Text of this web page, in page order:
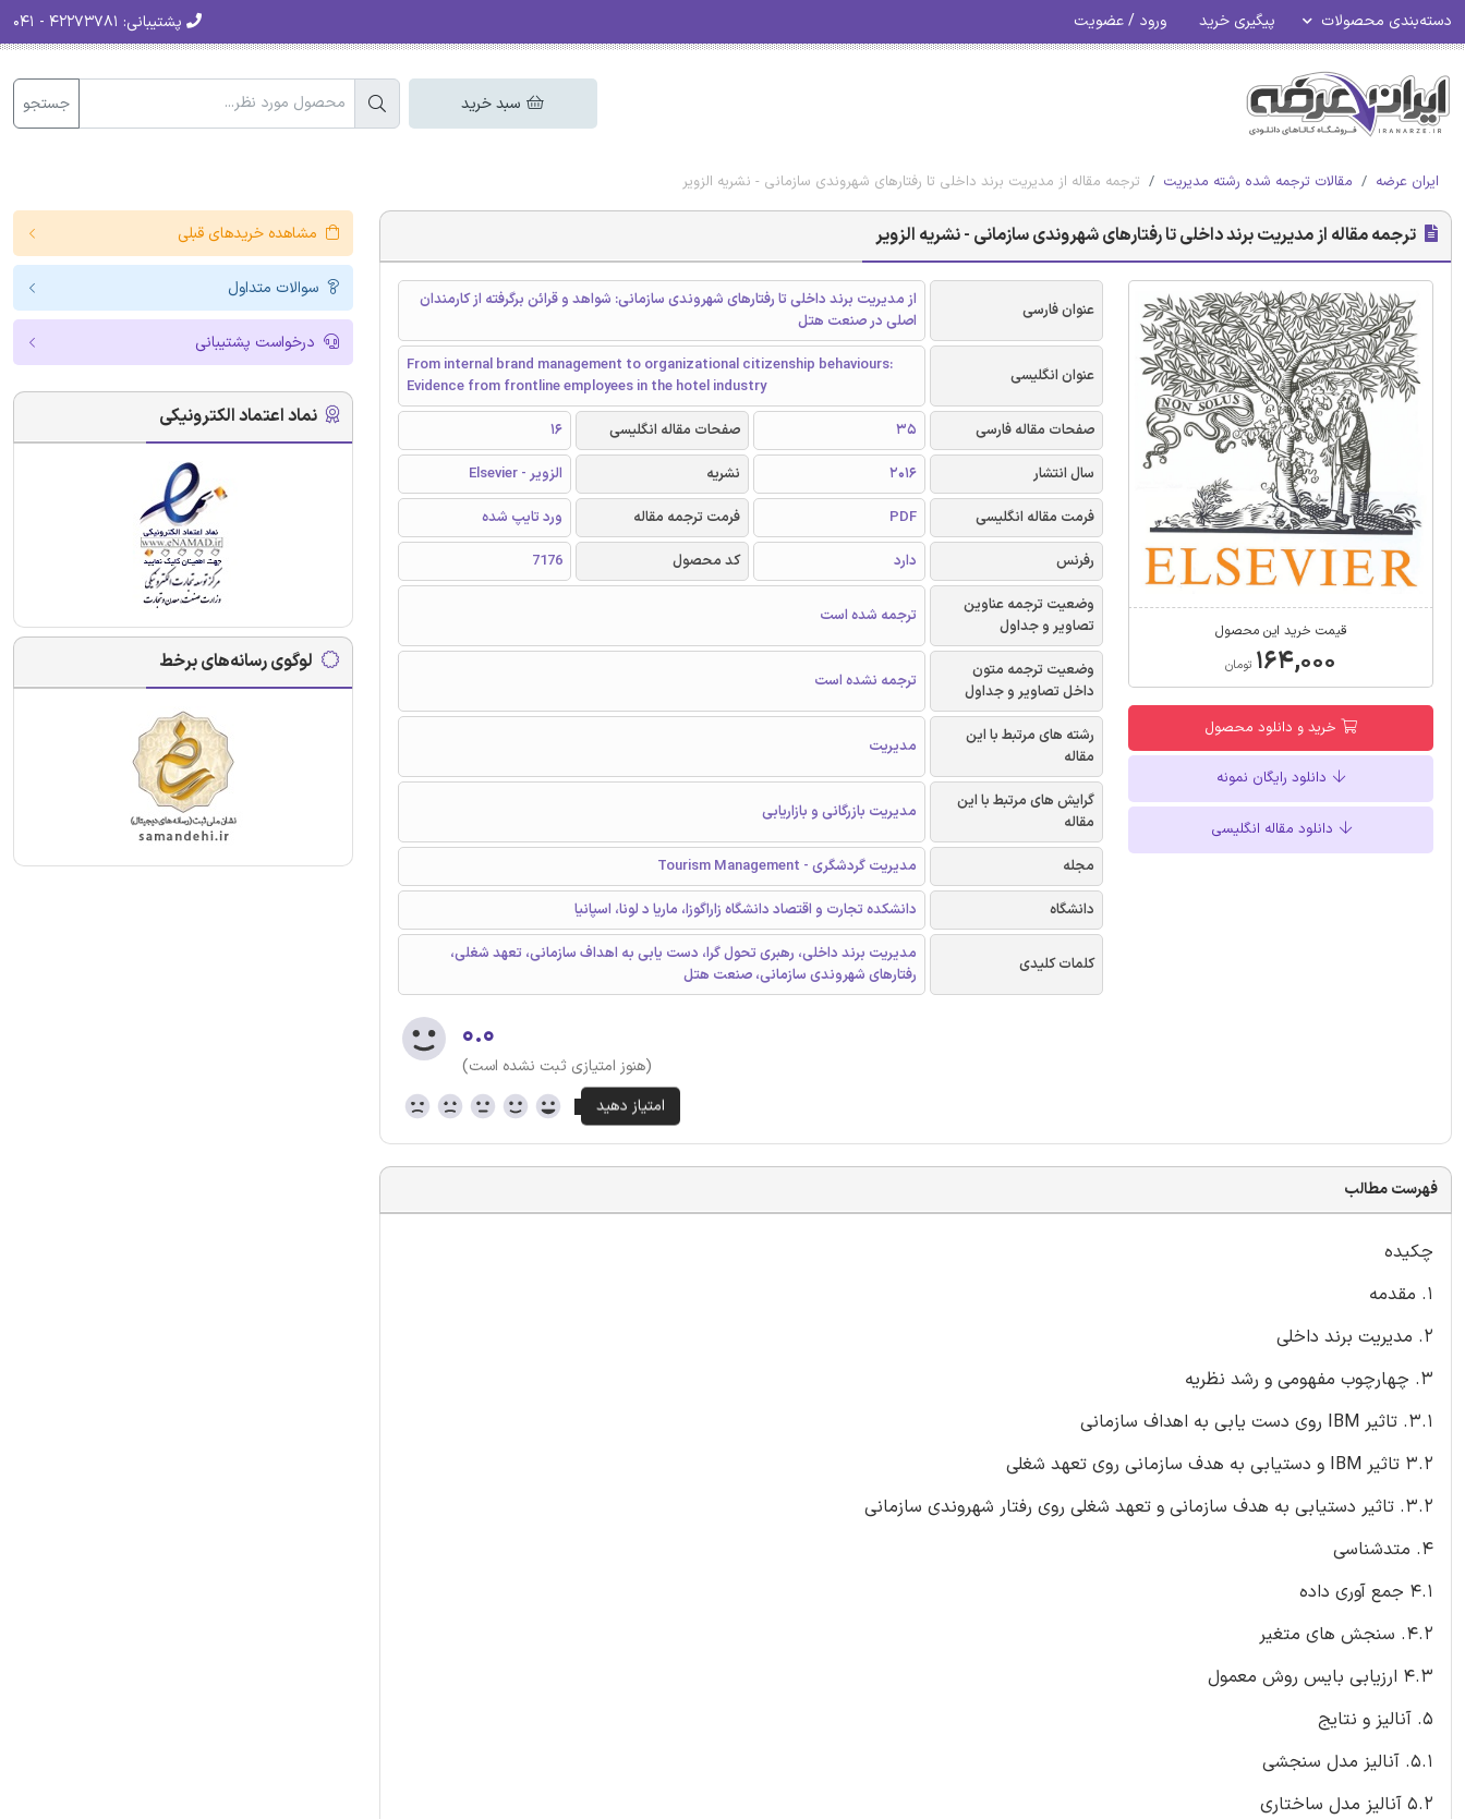
دسته‌بندی محصولات پیگیری خرید ورود / عضویت پشتیبانی:
سبد خرید جستجو
ایران عرضه مقالات ترجمه شده رشته مدیریت ترجمه مقاله از مدیریت برند داخلی تا رفتارهای شهروندی سازمانی - نشریه الزویر
ترجمه مقاله از مدیریت برند داخلی تا رفتارهای شهروندی سازمانی - نشریه الزویر
قیمت خرید این محصول
۱۶۴,۰۰۰ تومان
خرید و دانلود محصول
دانلود رایگان نمونه
دانلود مقاله انگلیسی
عنوان فارسی
از مدیریت برند داخلی تا رفتارهای شهروندی سازمانی: شواهد و قرائن برگرفته از کارمندان
اصلی در صنعت هتل
عنوان انگلیسی
From internal brand management to organizational citizenship behaviours:
Evidence from frontline employees in the hotel industry
صفحات مقاله فارسی
35 صفحات مقاله انگلیسی
16
سال انتشار
2016 نشریه
الزویر - Elsevier
فرمت مقاله انگلیسی
PDF فرمت ترجمه مقاله
ورد تایپ شده
رفرنس
دارد کد محصول
7176
وضعیت ترجمه عناوین
تصاویر و جداول
ترجمه شده است
وضعیت ترجمه متون
داخل تصاویر و جداول
ترجمه نشده است
رشته های مرتبط با این
مقاله
مدیریت
گرایش های مرتبط با این
مقاله
مدیریت بازرگانی و بازاریابی
مجله
مدیریت گردشگری - Tourism Management
دانشگاه
دانشکده تجارت و اقتصاد دانشگاه زاراگوزا، ماریا د لونا، اسپانیا
کلمات کلیدی
مدیریت برند داخلی، رهبری تحول گرا، دست یابی به اهداف سازمانی، تعهد شغلی،
رفتارهای شهروندی سازمانی، صنعت هتل
۰.۰
(هنوز امتیازی ثبت نشده است)
فهرست مطالب
چکیده
1. مقدمه
2. مدیریت برند داخلی
3. چهارچوب مفهومی و رشد نظریه
3.1. تاثیر IBM روی دست یابی به اهداف سازمانی
3.2 تاثیر IBM و دستیابی به هدف سازمانی روی تعهد شغلی
3.2. تاثیر دستیابی به هدف سازمانی و تعهد شغلی روی رفتار شهروندی سازمانی
4. متدشناسی
4.1 جمع آوری داده
4.2. سنجش های متغیر
4.3 ارزیابی بایس روش معمول
5. آنالیز و نتایج
5.1. آنالیز مدل سنجشی
5.2 آنالیز مدل ساختاری
مشاهده خریدهای قبلی
سوالات متداول
درخواست پشتیبانی
نماد اعتماد الکترونیکی
لوگوی رسانه‌های برخط